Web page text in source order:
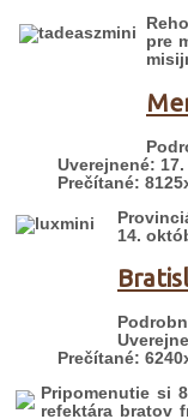
pre
Uverejnené:
Prečítané:
14.
Prečítané:
Pripomenutie si
refektára bratov